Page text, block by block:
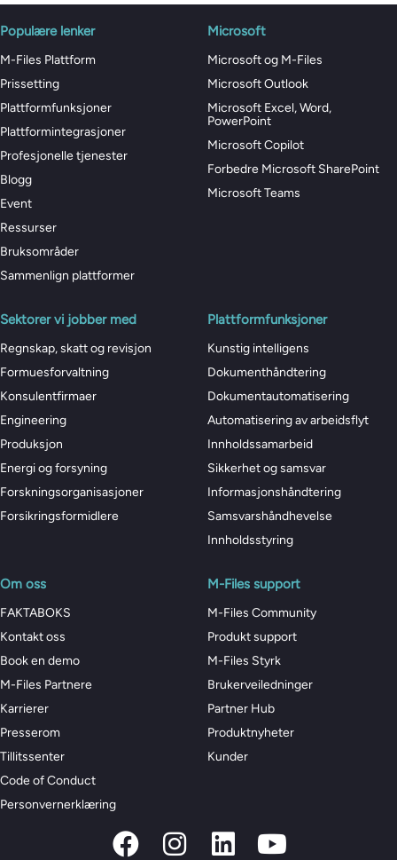
Populære lenker
M-Files Plattform
Prissetting
Plattformfunksjoner
Plattformintegrasjoner
Profesjonelle tjenester
Blogg
Event
Ressurser
Bruksområder
Sammenlign plattformer
Microsoft
Microsoft og M-Files
Microsoft Outlook
Microsoft Excel, Word,
PowerPoint
Microsoft Copilot
Forbedre Microsoft SharePoint
Microsoft Teams
Sektorer vi jobber med
Regnskap, skatt og revisjon
Formuesforvaltning
Konsulentfirmaer
Engineering
Produksjon
Energi og forsyning
Forskningsorganisasjoner
Forsikringsformidlere
Plattformfunksjoner
Kunstig intelligens
Dokumenthåndtering
Dokumentautomatisering
Automatisering av arbeidsflyt
Innholdssamarbeid
Sikkerhet og samsvar
Informasjonshåndtering
Samsvarshåndhevelse
Innholdsstyring
Om oss
FAKTABOKS
Kontakt oss
Book en demo
M-Files Partnere
Karrierer
Presserom
Tillitssenter
Code of Conduct
Personvernerklæring
M-Files support
M-Files Community
Produkt support
M-Files Styrk
Brukerveiledninger
Partner Hub
Produktnyheter
Kunder